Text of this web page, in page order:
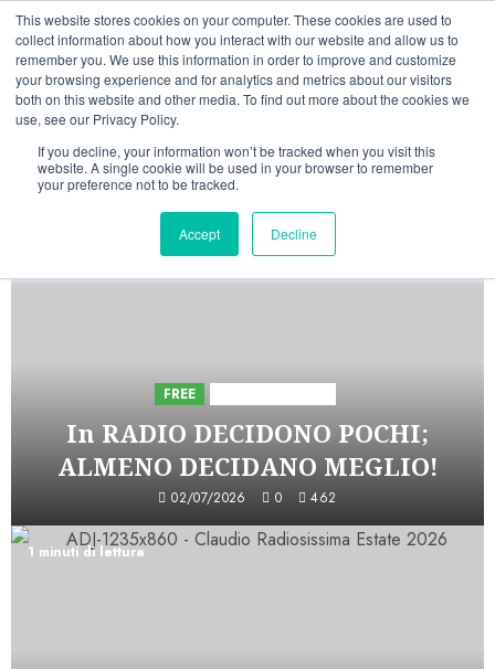
This website stores cookies on your computer. These cookies are used to
collect information about how you interact with our website and allow us to
remember you. We use this information in order to improve and customize
your browsing experience and for analytics and metrics about our visitors
both on this website and other media. To find out more about the cookies we
use, see our Privacy Policy.
If you decline, your information won’t be tracked when you visit this
website. A single cookie will be used in your browser to remember
your preference not to be tracked.
Accept Decline
Vai
contenuto
07/08/202611:41:31
LinkedinFacebook
X TelegramWhatsappMastodon
INIZIATIVE ASTORRI
FREE
In RADIO DECIDONO POCHI;
ALMENO DECIDANO MEGLIO!
02/07/2026 0 462
1 minuti di lettura